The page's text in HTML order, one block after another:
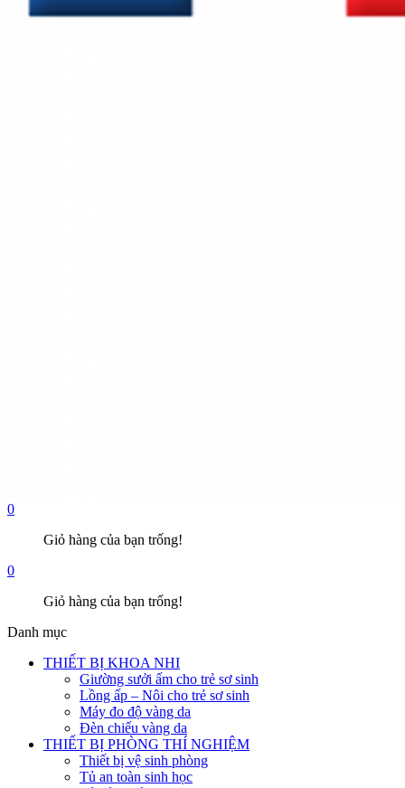
0
Giỏ hàng của bạn trống!
0
Giỏ hàng của bạn trống!
Danh mục
THIẾT BỊ KHOA NHI
Giường sưởi ấm cho trẻ sơ sinh
Lồng ấp – Nôi cho trẻ sơ sinh
Máy đo độ vàng da
Đèn chiếu vàng da
THIẾT BỊ PHÒNG THÍ NGHIỆM
Thiết bị vệ sinh phòng
Tủ an toàn sinh học